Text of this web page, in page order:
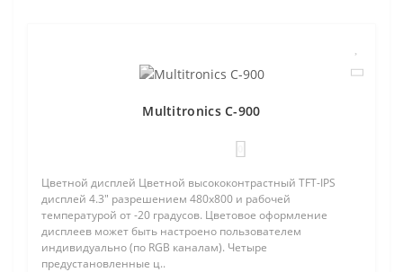
Multitronics C-900
Цветной дисплей Цветной высококонтрастный TFT-IPS
дисплей 4.3" разрешением 480х800 и рабочей
температурой от -20 градусов. Цветовое оформление
дисплеев может быть настроено пользователем
индивидуально (по RGB каналам). Четыре
предустановленные ц..